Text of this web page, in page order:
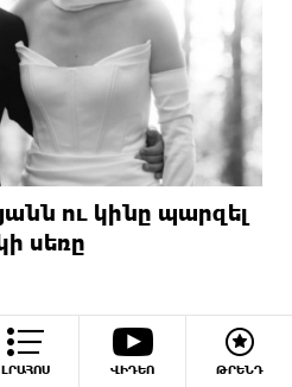
ԼՐԱՀՈՍ ՎԻԴԵՈ ԹՐԵՆԴ
ու կինը պարզել
սեռը